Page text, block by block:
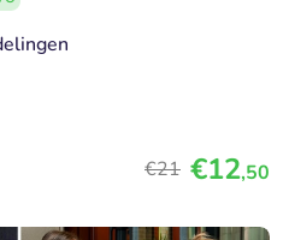
€21 €12,50